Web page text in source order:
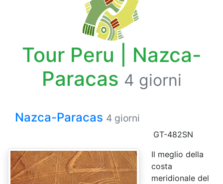
Tour Peru | Nazca-
Paracas 4 giorni
Nazca-Paracas 4 giorni
GT-482SN
Il meglio della
costa
meridionale del